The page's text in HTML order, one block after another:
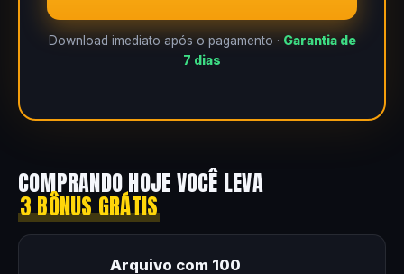
Download imediato após o pagamento · Garantia de
7 dias
COMPRANDO HOJE VOCÊ LEVA
3 BÔNUS GRÁTIS
Arquivo com 100